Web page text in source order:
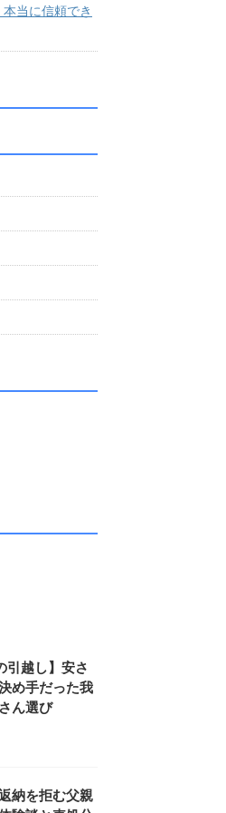
当に信頼でき
引越し】安さ
め手だった我
ん選び
納を拒む父親